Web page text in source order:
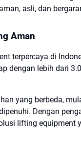
asli, dan
Aman
terpercaya di
dengan lebih dari
yang berbeda,
Dengan
lifting equipment